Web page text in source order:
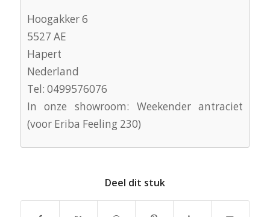
Hoogakker 6
5527 AE
Hapert
Nederland
Tel: 0499576076
In onze showroom: Weekender antraciet
(voor Eriba Feeling 230)
Deel dit stuk